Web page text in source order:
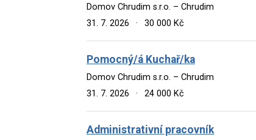
Domov Chrudim s.r.o. – Chrudim
31. 7. 2026
· 30 000 Kč
Pomocný/á Kuchař/ka
Domov Chrudim s.r.o. – Chrudim
31. 7. 2026
· 24 000 Kč
Administrativní pracovník